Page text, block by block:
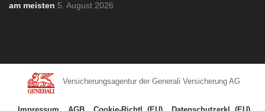
am meisten 5. August 2026
Versicherungsagentur der Generali Versicherung AG